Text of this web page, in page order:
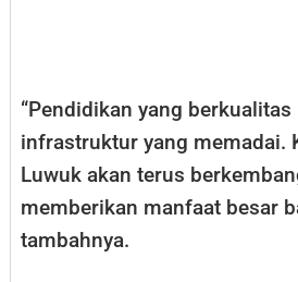
“Pendidikan yang
infrastruktur yang memadai.
Luwuk akan terus
memberikan manfaat besar
tambahnya.